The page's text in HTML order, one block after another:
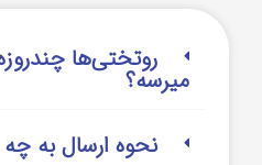
روتختی‌‌ها
میرسه؟
نحوه ارسال به